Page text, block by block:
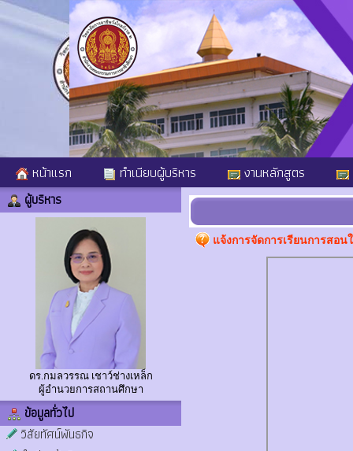
หน้าแรก ทำเนียบผู้บริหาร งานหลักสูตร
ผู้บริหาร
ดร.กมลวรรณ เชาว์ช่างเหล็ก
ผู้อำนวยการสถานศึกษา
ข้อมูลทั่วไป
วิสัยทัศน์พันธกิจ
แจ้งการจัดการเรียนการสอ